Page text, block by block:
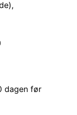
dagen før